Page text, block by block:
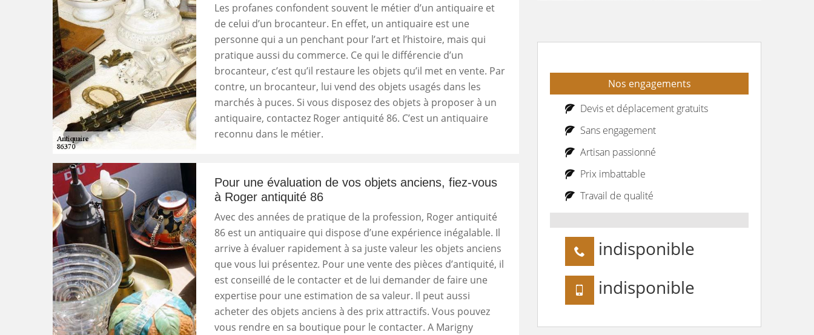
Les profanes confondent souvent le métier d’un antiquaire et
de celui d’un brocanteur. En effet, un antiquaire est une
personne qui a un penchant pour l’art et l’histoire, mais qui
pratique aussi du commerce. Ce qui le différencie d’un
brocanteur, c’est qu’il restaure les objets qu’il met en vente. Par
contre, un brocanteur, lui vend des objets usagés dans les
marchés à puces. Si vous disposez des objets à proposer à un
antiquaire, contactez Roger antiquité 86. C’est un antiquaire
reconnu dans le métier.
Pour une évaluation de vos objets anciens, fiez-vous
à Roger antiquité 86
Avec des années de pratique de la profession, Roger antiquité
86 est un antiquaire qui dispose d’une expérience inégalable. Il
arrive à évaluer rapidement à sa juste valeur les objets anciens
que vous lui présentez. Pour une vente des pièces d’antiquité, il
est conseillé de le contacter et de lui demander de faire une
expertise pour une estimation de sa valeur. Il peut aussi
acheter des objets anciens à des prix attractifs. Vous pouvez
vous rendre en sa boutique pour le contacter. A Marigny
Nos engagements
Devis et déplacement gratuits
Sans engagement
Artisan passionné
Prix imbattable
Travail de qualité
indisponible
indisponible